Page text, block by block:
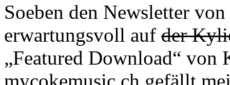
Soeben den Newsletter von
erwartungsvoll auf der
„Featured Download“
mycokemusic.ch gefällt